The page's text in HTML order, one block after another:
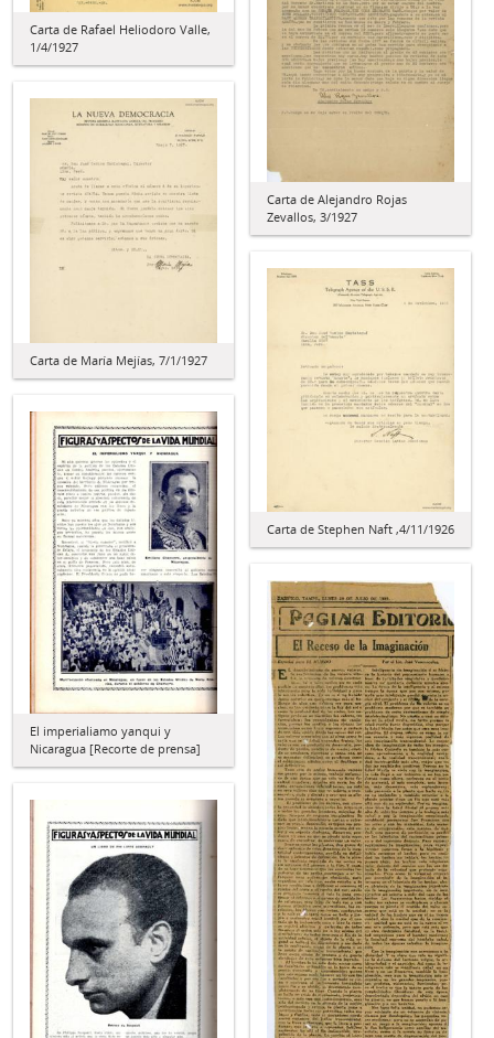
Carta de Rafael Heliodoro Valle,
1/4/1927
Carta de Alejandro Rojas
Zevallos, 3/1927
Carta de María Mejías, 7/1/1927
Carta de Stephen Naft ,4/11/1926
El imperialiamo yanqui y
Nicaragua [Recorte de prensa]